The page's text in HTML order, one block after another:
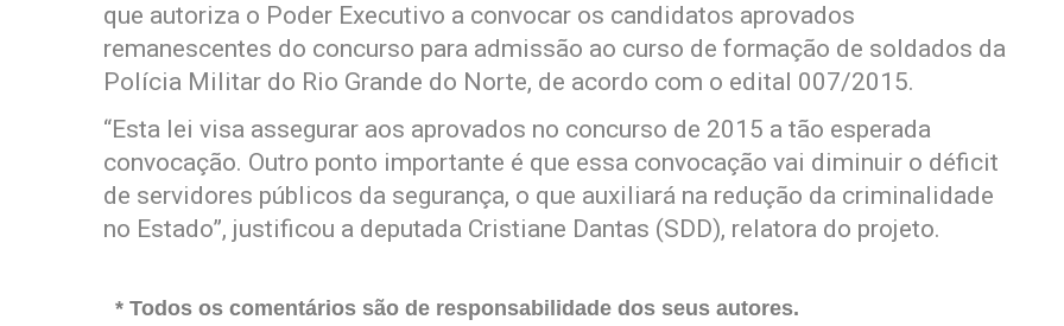
que autoriza o Poder Executivo a convocar os candidatos aprovados
remanescentes do concurso para admissão ao curso de formação de soldados da
Polícia Militar do Rio Grande do Norte, de acordo com o edital 007/2015.
“Esta lei visa assegurar aos aprovados no concurso de 2015 a tão esperada
convocação. Outro ponto importante é que essa convocação vai diminuir o déficit
de servidores públicos da segurança, o que auxiliará na redução da criminalidade
no Estado”, justificou a deputada Cristiane Dantas (SDD), relatora do projeto.
* Todos os comentários são de responsabilidade dos seus autores.